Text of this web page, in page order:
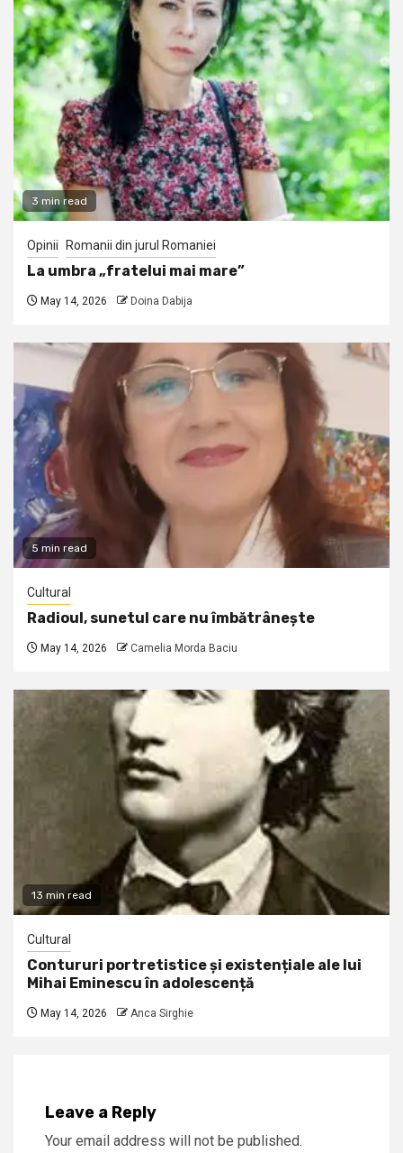
3 min read
Opinii Romanii din jurul Romaniei
La umbra „fratelui mai mare”
May 14, 2026 Doina Dabija
5 min read
Cultural
Radioul, sunetul care nu îmbătrânește
May 14, 2026 Camelia Morda Baciu
13 min read
Cultural
Contururi portretistice și existențiale ale lui
Mihai Eminescu în adolescență
May 14, 2026 Anca Sirghie
Leave a Reply
Your email address will not be published.